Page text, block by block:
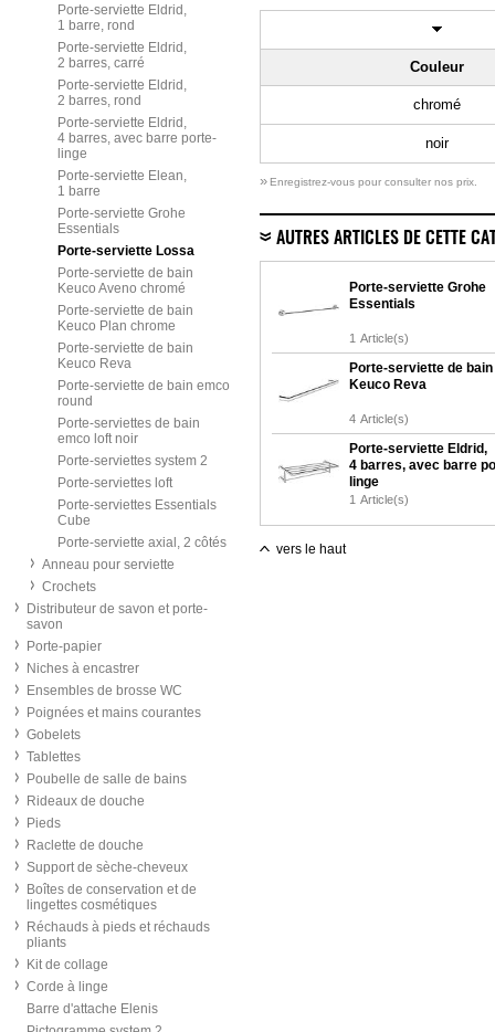
Porte-serviette Eldrid,
1 barre, rond
Porte-serviette Eldrid,
2 barres, carré
Porte-serviette Eldrid,
2 barres, rond
Porte-serviette Eldrid,
4 barres, avec barre porte-
linge
Porte-serviette Elean,
1 barre
Porte-serviette Grohe
Essentials
Porte-serviette Lossa
Porte-serviette de bain
Keuco Aveno chromé
Porte-serviette de bain
Keuco Plan chrome
Porte-serviette de bain
Keuco Reva
Porte-serviette de bain emco
round
Porte-serviettes de bain
emco loft noir
Porte-serviettes system 2
Porte-serviettes loft
Porte-serviettes Essentials
Cube
Porte-serviette axial, 2 côtés
Anneau pour serviette
Crochets
Distributeur de savon et porte-
savon
Porte-papier
Niches à encastrer
Ensembles de brosse WC
Poignées et mains courantes
Gobelets
Tablettes
Poubelle de salle de bains
Rideaux de douche
Pieds
Raclette de douche
Support de sèche-cheveux
Boîtes de conservation et de
lingettes cosmétiques
Réchauds à pieds et réchauds
pliants
Kit de collage
Corde à linge
Barre d'attache Elenis
Couleur
chromé
noir
» Enregistrez-vous pour consulter nos prix.
AUTRES ARTICLES DE CETTE
Porte-serviette Grohe
Essentials
1 Article(s)
Porte-serviette de bain
Keuco Reva
4 Article(s)
Porte-serviette Eldrid,
4 barres, avec barre
linge
1 Article(s)
vers le haut